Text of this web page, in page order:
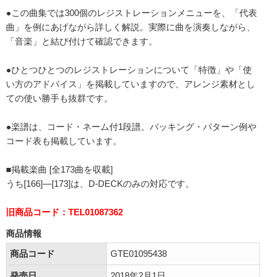
●この曲集では300個のレジストレーションメニューを、「代表
曲」を例にあげながら詳しく解説。実際に曲を演奏しながら、
「音楽」と結び付けて確認できます。
●ひとつひとつのレジストレーションについて「特徴」や「使
い方のアドバイス」を掲載していますので、アレンジ素材とし
ての使い勝手も抜群です。
●楽譜は、コード・ネーム付1段譜。バッキング・パターン例や
コード表も掲載しています。
■掲載楽曲 [全173曲を収載]
うち[166]―[173]は、D-DECKのみの対応です。
旧商品コード：TEL01087362
商品情報
商品コード
GTE01095438